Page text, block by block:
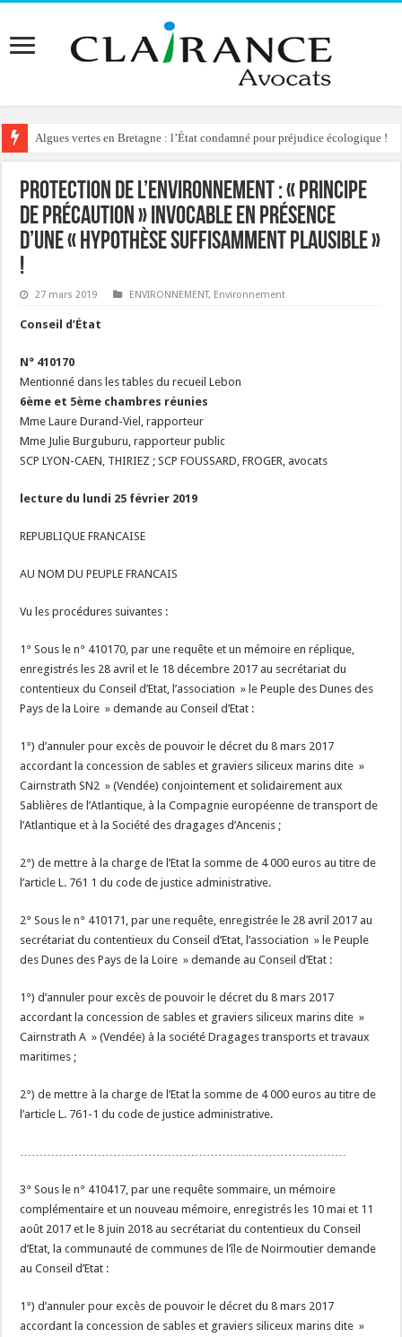
Algues vertes en Bretagne : l’État condamné pour préjudice écologique !
Reconstruction de chalets d’alpage : le préfet condamné à délivrer
Protection de l’environnement : « Principe
de Précaution » invocable en présence
d’une « hypothèse suffisamment plausible »
!
27 mars 2019 ENVIRONNEMENT, Environnement
Conseil d’État
N° 410170
Mentionné dans les tables du recueil Lebon
6ème et 5ème chambres réunies
Mme Laure Durand-Viel, rapporteur
Mme Julie Burguburu, rapporteur public
SCP LYON-CAEN, THIRIEZ ; SCP FOUSSARD, FROGER, avocats
lecture du lundi 25 février 2019
REPUBLIQUE FRANCAISE
AU NOM DU PEUPLE FRANCAIS
Vu les procédures suivantes :
1° Sous le n° 410170, par une requête et un mémoire en réplique,
enregistrés les 28 avril et le 18 décembre 2017 au secrétariat du
contentieux du Conseil d’Etat, l’association » le Peuple des Dunes des
Pays de la Loire » demande au Conseil d’Etat :
1°) d’annuler pour excès de pouvoir le décret du 8 mars 2017
accordant la concession de sables et graviers siliceux marins dite »
Cairnstrath SN2 » (Vendée) conjointement et solidairement aux
Sablières de l’Atlantique, à la Compagnie européenne de transport de
l’Atlantique et à la Société des dragages d’Ancenis ;
2°) de mettre à la charge de l’Etat la somme de 4 000 euros au titre de
l’article L. 761 1 du code de justice administrative.
2° Sous le n° 410171, par une requête, enregistrée le 28 avril 2017 au
secrétariat du contentieux du Conseil d’Etat, l’association » le Peuple
des Dunes des Pays de la Loire » demande au Conseil d’Etat :
1°) d’annuler pour excès de pouvoir le décret du 8 mars 2017
accordant la concession de sables et graviers siliceux marins dite »
Cairnstrath A » (Vendée) à la société Dragages transports et travaux
maritimes ;
2°) de mettre à la charge de l’Etat la somme de 4 000 euros au titre de
l’article L. 761-1 du code de justice administrative.
…………………………………………………………………………
3° Sous le n° 410417, par une requête sommaire, un mémoire
complémentaire et un nouveau mémoire, enregistrés les 10 mai et 11
août 2017 et le 8 juin 2018 au secrétariat du contentieux du Conseil
d’Etat, la communauté de communes de l’île de Noirmoutier demande
au Conseil d’Etat :
1°) d’annuler pour excès de pouvoir le décret du 8 mars 2017
accordant la concession de sables et graviers siliceux marins dite »